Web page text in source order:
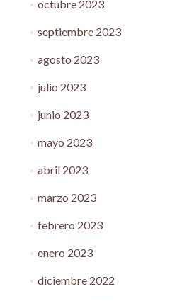
octubre 2023
septiembre 2023
agosto 2023
julio 2023
junio 2023
mayo 2023
abril 2023
marzo 2023
febrero 2023
enero 2023
diciembre 2022